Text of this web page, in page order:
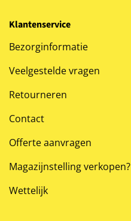
Klantenservice
Bezorginformatie
Veelgestelde vragen
Retourneren
Contact
Offerte aanvragen
Magazijnstelling verkopen?
Wettelijk